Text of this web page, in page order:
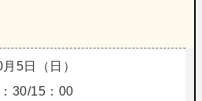
5日（日）
30/15：00